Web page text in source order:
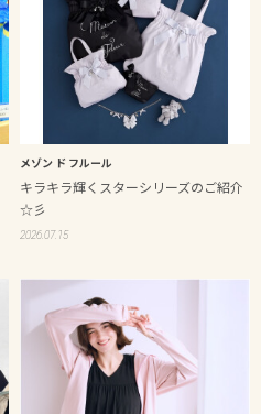
メゾン ド フルール
キラキラ輝くスターシリーズのご紹介
☆彡
2026.07.15